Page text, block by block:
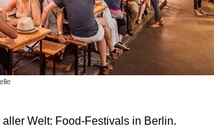
Welt: Food-Festivals in Berlin.